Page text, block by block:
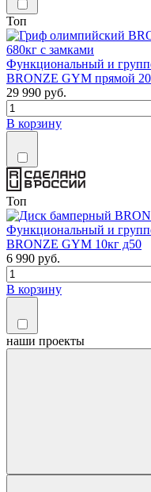
Топ
Функциональный и
BRONZE GYM прямой
29 990 руб.
В корзину
Топ
Функциональный и
BRONZE GYM 10кг д50
6 990 руб.
В корзину
наши проекты